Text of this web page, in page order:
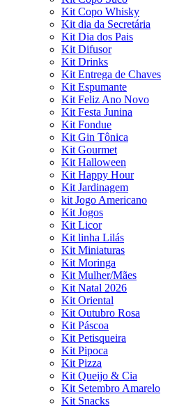
Kit Copo Whisky
Kit dia da Secretária
Kit Dia dos Pais
Kit Difusor
Kit Drinks
Kit Entrega de Chaves
Kit Espumante
Kit Feliz Ano Novo
Kit Festa Junina
Kit Fondue
Kit Gin Tônica
Kit Gourmet
Kit Halloween
Kit Happy Hour
Kit Jardinagem
kit Jogo Americano
Kit Jogos
Kit Licor
Kit linha Lilás
Kit Miniaturas
Kit Moringa
Kit Mulher/Mães
Kit Natal 2026
Kit Oriental
Kit Outubro Rosa
Kit Páscoa
Kit Petisqueira
Kit Pipoca
Kit Pizza
Kit Queijo & Cia
Kit Setembro Amarelo
Kit Snacks